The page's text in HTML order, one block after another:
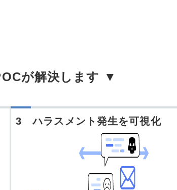
が解決します ▼
3 ハラスメント発生を可視化